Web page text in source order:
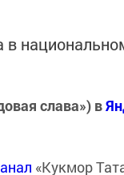
в
слава») в
«Кукмор